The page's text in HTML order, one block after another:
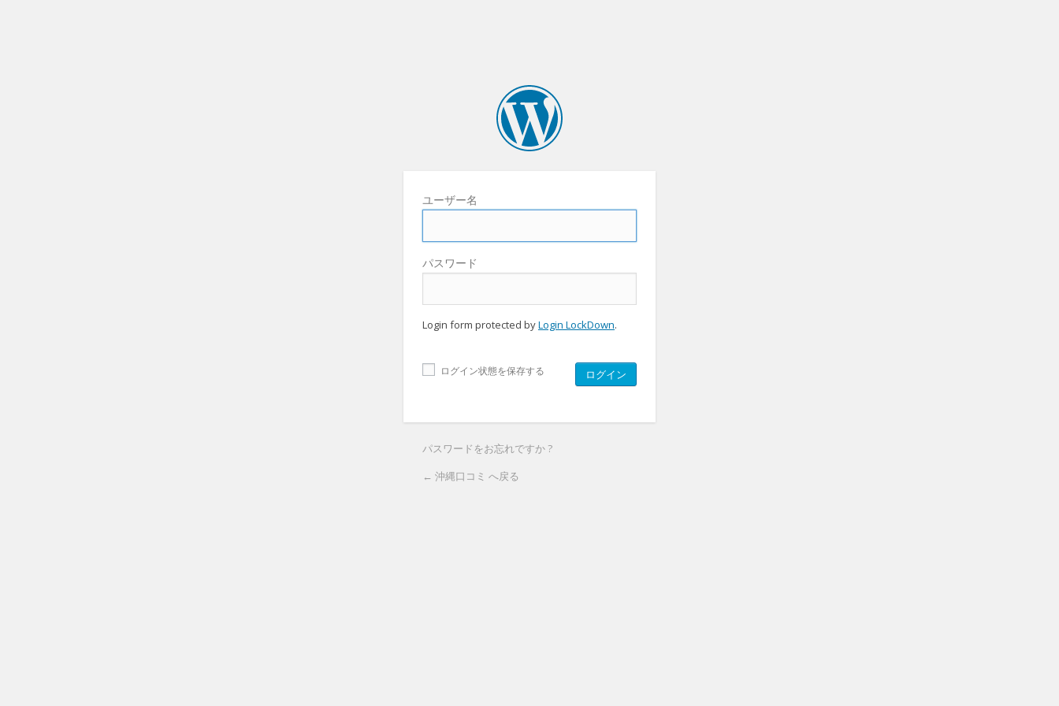
ユーザー名
パスワード
Login form protected byLogin LockDown.
ログイン状態を保存する
パスワードをお忘れですか ?
← 沖縄口コミ へ戻る